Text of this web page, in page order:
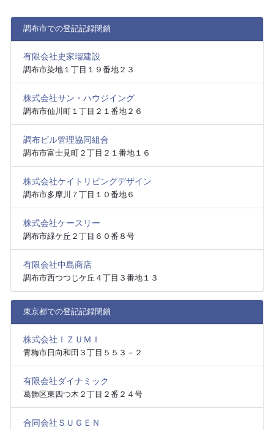
調布市での登記記録閉鎖
有限会社史家瑠建設
調布市染地１丁目１９番地２３
株式会社サン・ハウジイング
調布市仙川町１丁目２１番地２６
調布ビル管理協同組合
調布市富士見町２丁目２１番地１６
株式会社ケイトリビングデザイン
調布市多摩川７丁目１０番地６
株式会社ケースリー
調布市緑ケ丘２丁目６０番８号
有限会社中島商店
調布市西つつじケ丘４丁目３番地１３
東京都での登記記録閉鎖
株式会社ＩＺＵＭＩ
青梅市日向和田３丁目５５３－２
有限会社ダイナミック
葛飾区東四つ木２丁目２番２４号
合同会社ＳＵＧＥＮ